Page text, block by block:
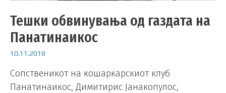
Тешки обвинувања од газдата на
Панатинаикос
10.11.2018
Сопственикот на кошаркарскиот клуб
Панатинаикос, Димитирис Јанакопулос,